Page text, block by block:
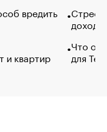
вредить
и квартир
Что
для